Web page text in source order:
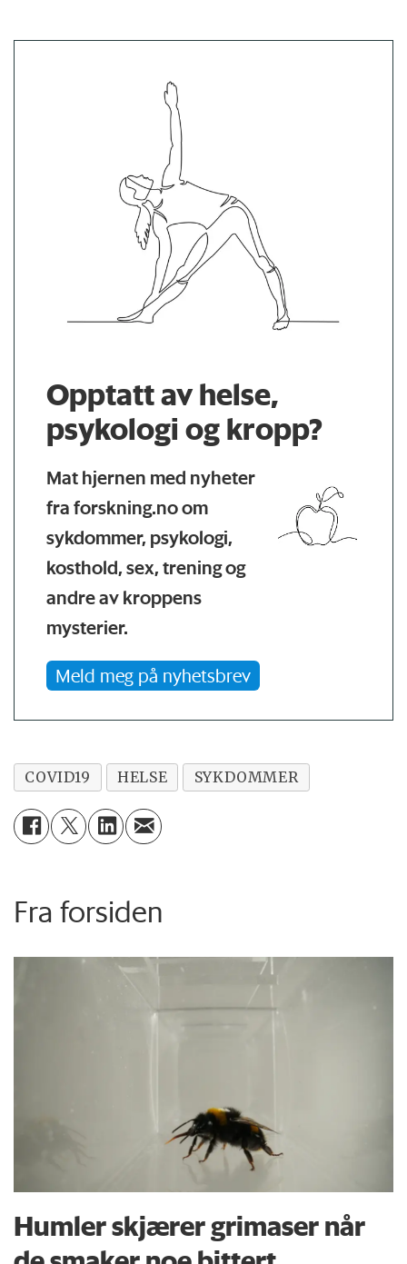
Opptatt av helse,
psykologi og kropp?
Mat hjernen med nyheter
fra forskning.no om
sykdommer, psykologi,
kosthold, sex, trening og
andre av kroppens
mysterier.
Meld meg på nyhetsbrev
COVID19 HELSE SYKDOMMER
Fra forsiden
Humler skjærer grimaser når